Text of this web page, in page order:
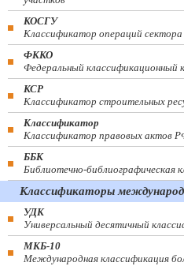
КОСГУ
Классификатор операций сектора
ФККО
Федеральный классификационный
КСР
Классификатор строительных
Классификатор
Классификатор правовых актов
ББК
Библиотечно-библиографическая
Классификаторы
УДК
Универсальный десятичный
МКБ-10
Международная классификация